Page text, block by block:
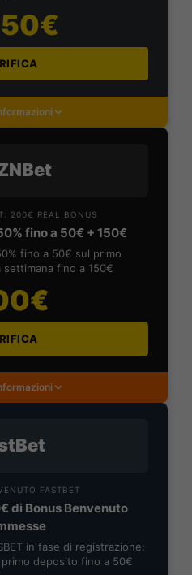
200€ REAL BONUS
fino a 50€ + 150€
fino a 50€ sul primo
fino a 150€
FASTBET
di Bonus Benvenuto
in fase di registrazione:
deposito fino a 50€